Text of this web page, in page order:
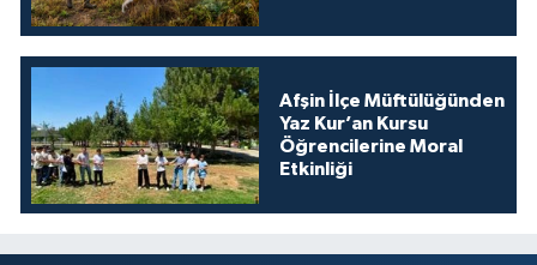
Afşin İlçe Müftülüğünden
Yaz Kur’an Kursu
Öğrencilerine Moral
Etkinliği